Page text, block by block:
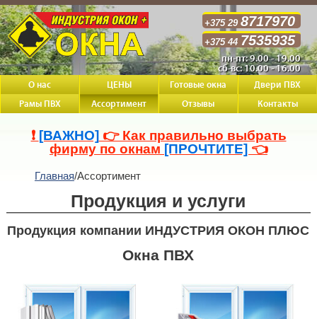
+375 29 8717970
+375 44 7535935
пн-пт: 9.00 - 19.00
сб-вс: 10.00 - 16.00
О нас ЦЕНЫ Готовые окна
Двери ПВХ
Рамы ПВХ
Ассортимент Отзывы Контакты
❗ [ВАЖНО] 👉 Как правильно выбрать
фирму по окнам [ПРОЧТИТЕ] 👈
Главная/Ассортимент
Продукция и услуги
Продукция компании ИНДУСТРИЯ ОКОН ПЛЮС
Окна ПВХ